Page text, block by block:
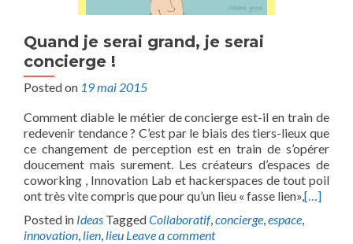
Quand je serai grand, je serai
concierge !
Posted on 19 mai 2015
Comment diable le métier de concierge est-il en train de
redevenir tendance ? C’est par le biais des tiers-lieux que
ce changement de perception est en train de s’opérer
doucement mais surement. Les créateurs d’espaces de
coworking , Innovation Lab et hackerspaces de tout poil
ont très vite compris que pour qu’un lieu « fasse lien»,[…]
Posted in Ideas TaggedCollaboratif,concierge,espace,
innovation, lien, lieu Leave a comment